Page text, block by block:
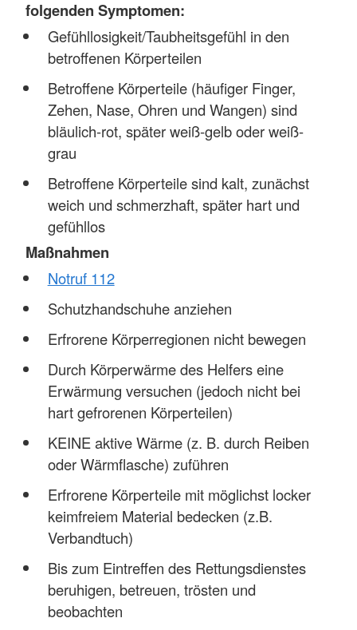
folgenden Symptomen:
Gefühllosigkeit/Taubheitsgefühl in den
betroffenen Körperteilen
Betroffene Körperteile (häufiger Finger,
Zehen, Nase, Ohren und Wangen) sind
bläulich-rot, später weiß-gelb oder weiß-
grau
Betroffene Körperteile sind kalt, zunächst
weich und schmerzhaft, später hart und
gefühllos
Maßnahmen
Notruf 112
Schutzhandschuhe anziehen
Erfrorene Körperregionen nicht bewegen
Durch Körperwärme des Helfers eine
Erwärmung versuchen (jedoch nicht bei
hart gefrorenen Körperteilen)
KEINE aktive Wärme (z. B. durch Reiben
oder Wärmflasche) zuführen
Erfrorene Körperteile mit möglichst locker
keimfreiem Material bedecken (z.B.
Verbandtuch)
Bis zum Eintreffen des Rettungsdienstes
beruhigen, betreuen, trösten und
beobachten